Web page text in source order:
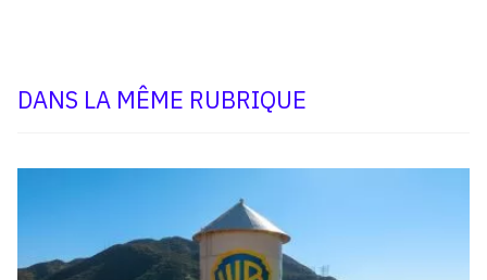
DANS LA MÊME RUBRIQUE